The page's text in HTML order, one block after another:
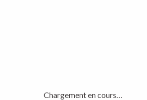
Chargement en cours…